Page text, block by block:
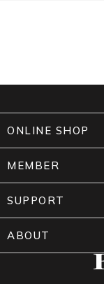
ONLINE SHOP
MEMBER
SUPPORT
ABOUT